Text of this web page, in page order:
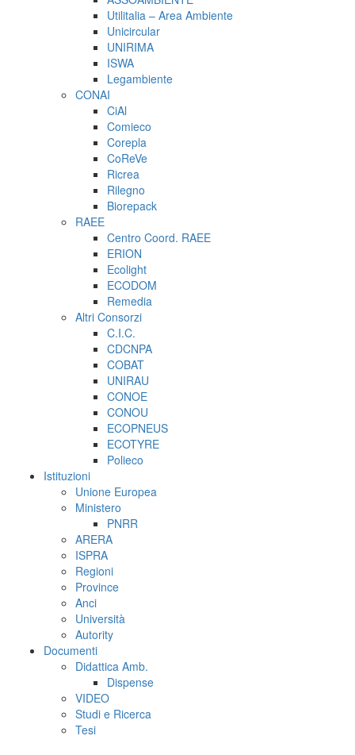
Utilitalia – Area Ambiente
Unicircular
UNIRIMA
ISWA
Legambiente
CONAI
CiAl
Comieco
Corepla
CoReVe
Ricrea
Rilegno
Biorepack
RAEE
Centro Coord. RAEE
ERION
Ecolight
ECODOM
Remedia
Altri Consorzi
C.I.C.
CDCNPA
COBAT
UNIRAU
CONOE
CONOU
ECOPNEUS
ECOTYRE
Polieco
Istituzioni
Unione Europea
Ministero
PNRR
ARERA
ISPRA
Regioni
Province
Anci
Università
Autority
Documenti
Didattica Amb.
Dispense
VIDEO
Studi e Ricerca
Tesi